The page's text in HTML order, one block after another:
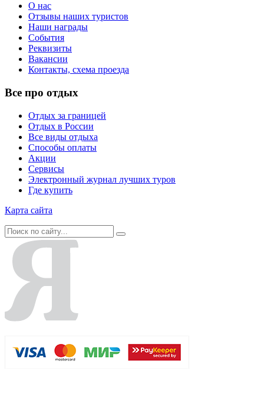
О нас
Отзывы наших туристов
Наши награды
События
Реквизиты
Вакансии
Контакты, схема проезда
Все про отдых
Отдых за границей
Отдых в России
Все виды отдыха
Способы оплаты
Акции
Сервисы
Электронный журнал лучших туров
Где купить
Карта сайта